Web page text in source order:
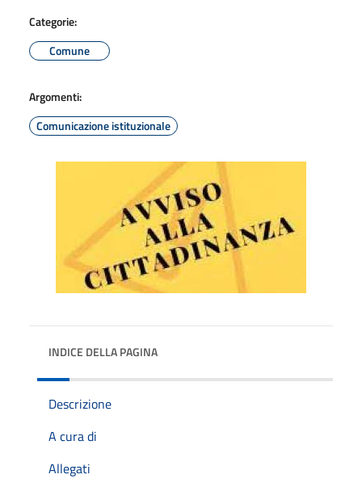
Categorie:
Comune
Argomenti:
Comunicazione istituzionale
INDICE DELLA PAGINA
Descrizione
A cura di
Allegati